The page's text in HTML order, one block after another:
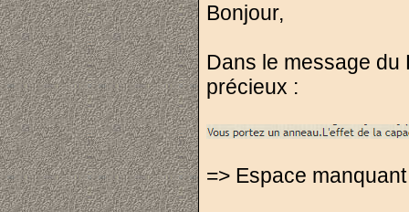
Bonjour,
Dans le message du
précieux :
=> Espace